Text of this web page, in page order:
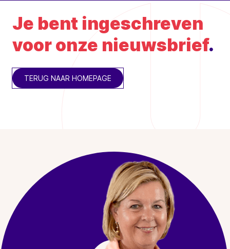
Je bent ingeschreven
voor onze nieuwsbrief.
TERUG NAAR HOMEPAGE